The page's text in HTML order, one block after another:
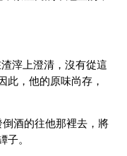
滓上澄清，沒有從這
此，他的原味尚存，
酒的往他那裡去，將
。